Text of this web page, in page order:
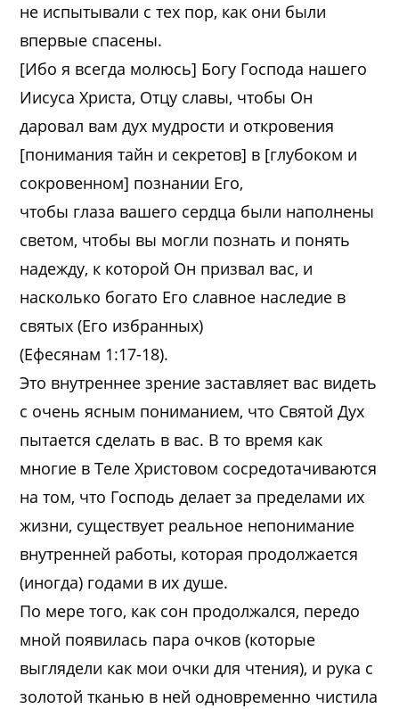
не испытывали с тех пор, как они были
впервые спасены.
[Ибо я всегда молюсь] Богу Господа нашего
Иисуса Христа, Отцу славы, чтобы Он
даровал вам дух мудрости и откровения
[понимания тайн и секретов] в [глубоком и
сокровенном] познании Его,
чтобы глаза вашего сердца были наполнены
светом, чтобы вы могли познать и понять
надежду, к которой Он призвал вас, и
насколько богато Его славное наследие в
святых (Его избранных)
(Ефесянам 1:17-18).
Это внутреннее зрение заставляет вас видеть
с очень ясным пониманием, что Святой Дух
пытается сделать в вас. В то время как
многие в Теле Христовом сосредотачиваются
на том, что Господь делает за пределами их
жизни, существует реальное непонимание
внутренней работы, которая продолжается
(иногда) годами в их душе.
По мере того, как сон продолжался, передо
мной появилась пара очков (которые
выглядели как мои очки для чтения), и рука с
золотой тканью в ней одновременно чистила